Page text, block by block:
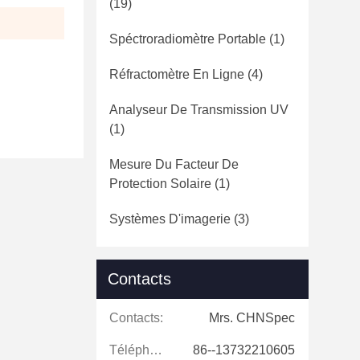
(19)
Spéctroradiomètre Portable (1)
Réfractomètre En Ligne (4)
Analyseur De Transmission UV
(1)
Mesure Du Facteur De
Protection Solaire (1)
Systèmes D'imagerie (3)
Contacts
Contacts: Mrs. CHNSpec
Téléphone: 86--13732210605